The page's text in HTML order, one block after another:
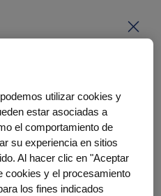
Enter your PIN code
utilizar cookies y
estar asociadas a
el comportamiento de
su experiencia en sitios
Al hacer clic en "Aceptar
cookies y el procesamiento
los fines indicados